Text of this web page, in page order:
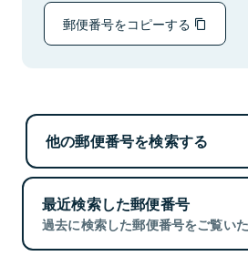
郵便番号をコピーする
他の郵便番号を検索する
最近検索した郵便番号
過去に検索した郵便番号をご覧いた